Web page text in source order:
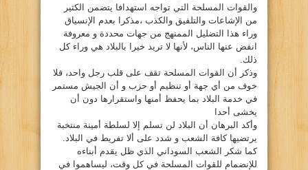
والقوات المسلحة التي تواجه استهدافا يتضمن الكثير
من الإشاعات والتلفيق والكذب ،مذكرا بعدم الإنسياق
وراء هذا التضليل الممنهج من جهات محددة و معروفة
انفض عنها الناس، لأنها لا تريد خيرا بالبلاد هي وراء كل
ذلك.
وذكر أن القوات المسلحة تقف على قلب رجل واحد، فلا
خوف من أي جهة أو تنظيم أو حزب و أن الجيش مستمر
في خدمة البلاد بما يحفظ أمنها واستقرارها دون أن
يخشى أحدا
وأكد البرهان أن البلاد لن تسلم إلا لسلطة أمينة منتخبة
يرتضيها كافة الشعب و شدد على ألا تفريط في البلاد.
كما شكر الشعب السوداني الذي ظل يقدم أبناءه
للإنضمام للقوات المسلحة في كل وقت، ليساهموا في